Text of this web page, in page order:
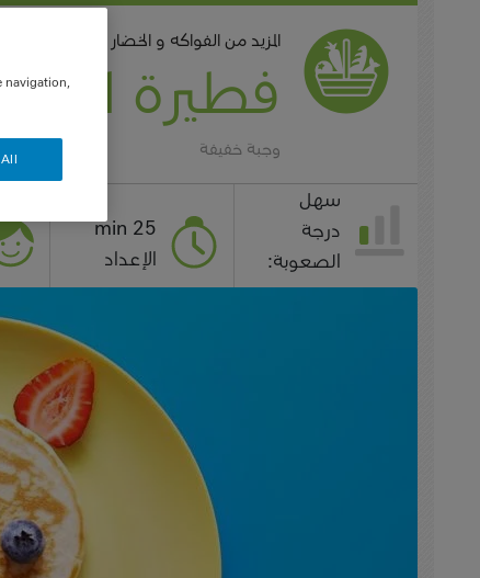
المزيد من الفواكه و الخضار
فطيرة
وجبة خفيفة
سهل
درجة
الصعوبة:
25 min
الإعداد
navigation,